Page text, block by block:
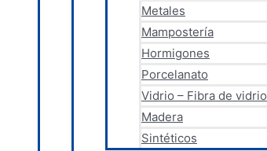
Metales
Mampostería
Hormigones
Porcelanato
Vidrio – Fibra de vidrio
Madera
Sintéticos